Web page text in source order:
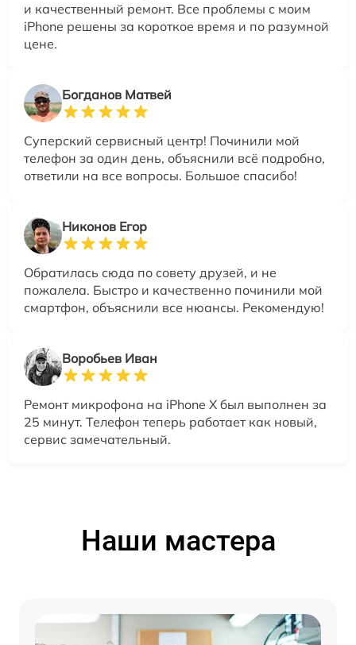
и качественный ремонт. Все проблемы с моим
iPhone решены за короткое время и по разумной
цене.
Богданов Матвей
Суперский сервисный центр! Починили мой
телефон за один день, объяснили всё подробно,
ответили на все вопросы. Большое спасибо!
Никонов Егор
Обратилась сюда по совету друзей, и не
пожалела. Быстро и качественно починили мой
смартфон, объяснили все нюансы. Рекомендую!
Воробьев Иван
Ремонт микрофона на iPhone X был выполнен за
25 минут. Телефон теперь работает как новый,
сервис замечательный.
Наши мастера